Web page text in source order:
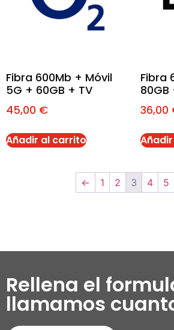
Fibra 600Mb + Móvil
5G + 60GB + TV
45,00 €
Añadir al carrito
Fibra
80GB
36,00
← 1 2 3 4 5
Rellena el
llamamos